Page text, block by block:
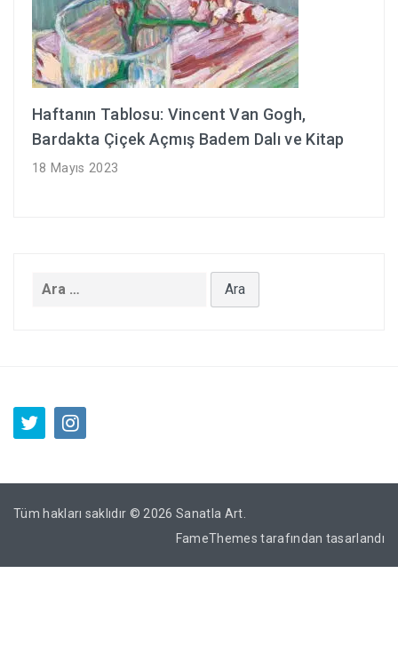
Haftanın Tablosu: Vincent Van Gogh,
Bardakta Çiçek Açmış Badem Dalı ve Kitap
18 Mayıs 2023
Arama:
Tüm hakları saklıdır © 2026 Sanatla Art.
FameThemes tarafından tasarlandı